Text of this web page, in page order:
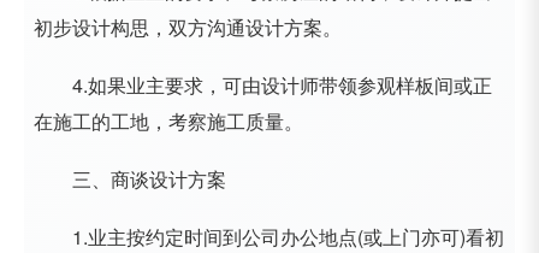
初步设计构思，双方沟通设计方案。
4.如果业主要求，可由设计师带领参观样板间或正
在施工的工地，考察施工质量。
三、商谈设计方案
1.业主按约定时间到公司办公地点(或上门亦可)看初